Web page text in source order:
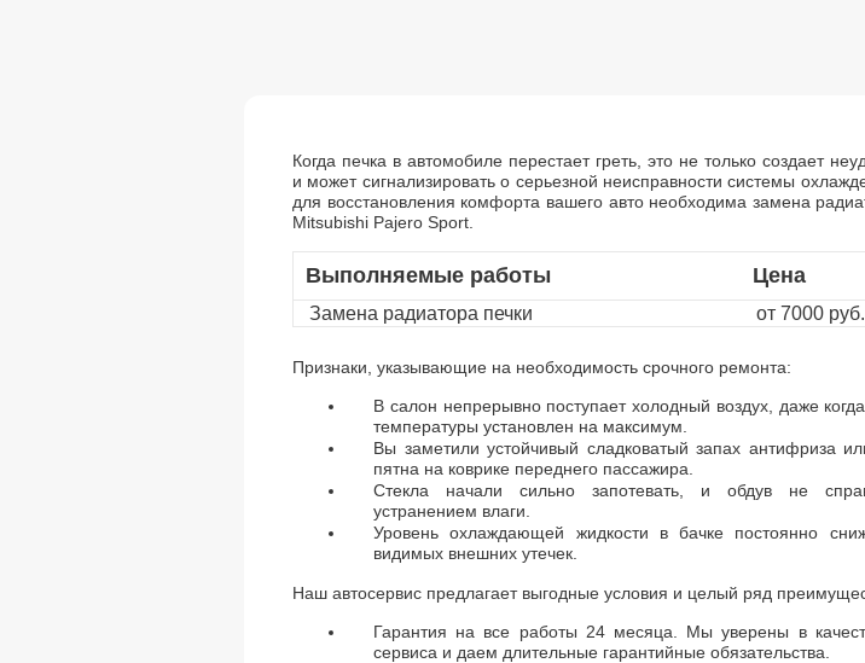
Когда печка в автомобиле перестает греть, это не только создает
и может сигнализировать о серьезной неисправности системы
для восстановления комфорта вашего авто необходима замена
Mitsubishi Pajero Sport.
Выполняемые работы Цена
Замена радиатора печки от 7000 руб.
Признаки, указывающие на необходимость срочного ремонта:
В салон непрерывно поступает холодный воздух, даже
температуры установлен на максимум.
Вы заметили устойчивый сладковатый запах антифриза
пятна на коврике переднего пассажира.
Стекла начали сильно запотевать, и обдув не
устранением влаги.
Уровень охлаждающей жидкости в бачке постоянно
видимых внешних утечек.
Наш автосервис предлагает выгодные условия и целый ряд
Гарантия на все работы 24 месяца. Мы уверены в
сервиса и даем длительные гарантийные обязательства.